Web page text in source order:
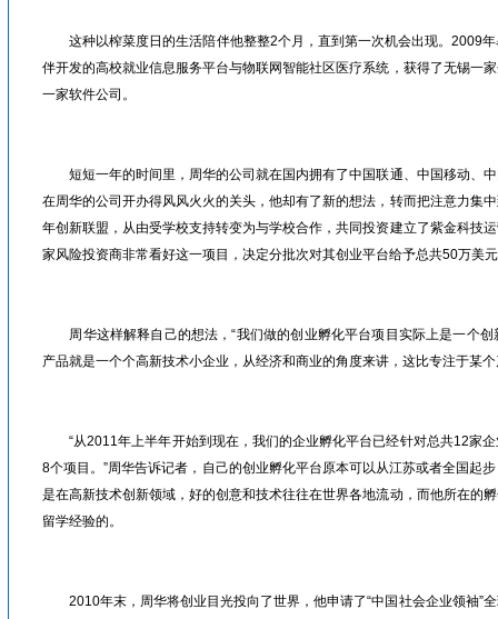
这种以榨菜度日的生活陪伴他整整2个月，直到第一次机会出现。2009年
伴开发的高校就业信息服务平台与物联网智能社区医疗系统，获得了无锡一
一家软件公司。
短短一年的时间里，周华的公司就在国内拥有了中国联通、中国移动、中
在周华的公司开办得风风火火的关头，他却有了新的想法，转而把注意力集
年创新联盟，从由受学校支持转变为与学校合作，共同投资建立了紫金科技
家风险投资商非常看好这一项目，决定分批次对其创业平台给予总共50万美
周华这样解释自己的想法，“我们做的创业孵化平台项目实际上是一个创
产品就是一个个高新技术小企业，从经济和商业的角度来讲，这比专注于某
“从2011年上半年开始到现在，我们的企业孵化平台已经针对总共12家企
8个项目。”周华告诉记者，自己的创业孵化平台原本可以从江苏或者全国起
是在高新技术创新领域，好的创意和技术往往在世界各地流动，而他所在的
留学经验的。
2010年末，周华将创业目光投向了世界，他申请了“中国社会企业领袖”